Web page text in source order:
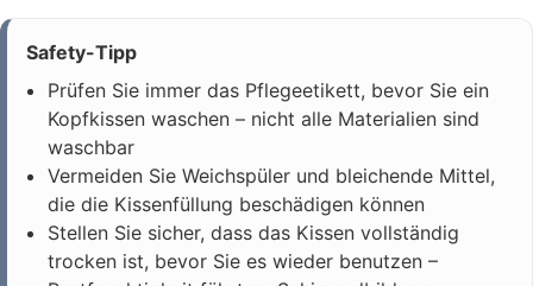
Safety-Tipp
Prüfen Sie immer das Pflegeetikett, bevor Sie ein
Kopfkissen waschen – nicht alle Materialien sind
waschbar
Vermeiden Sie Weichspüler und bleichende Mittel,
die die Kissenfüllung beschädigen können
Stellen Sie sicher, dass das Kissen vollständig
trocken ist, bevor Sie es wieder benutzen –